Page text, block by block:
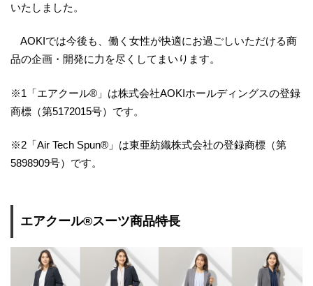
いたしました。
AOKIでは今後も、働く女性が快適にお過ごしいただける商
品の企画・開発に力を尽くしてまいります。
※1「エアクール®」は株式会社AOKIホールディングスの登録
商標（第5172015号）です。
※2「Air Tech Spun®」は東亜紡織株式会社の登録商標（第
5898909号）です。
エアクール®スーツ商品特長